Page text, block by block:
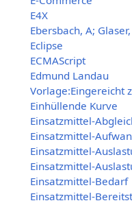
E4X
Ebersbach, A;
Eclipse
ECMAScript
Edmund Landau
Vorlage:Eingereicht
Einhüllende Kurve
Einsatzmittel-
Einsatzmittel-
Einsatzmittel-
Einsatzmittel-
Einsatzmittel-Bedarf
Einsatzmittel-